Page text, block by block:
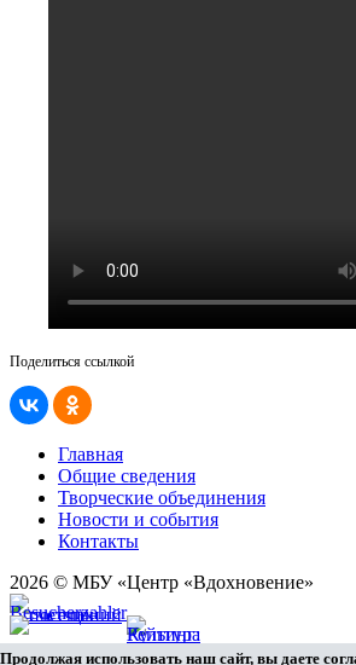
Поделиться ссылкой
Главная
Общие сведения
Творческие объединения
Новости и события
Контакты
2026 © МБУ «Центр «Вдохновение»
Карта сайта
Продолжая использовать наш сайт, вы даете